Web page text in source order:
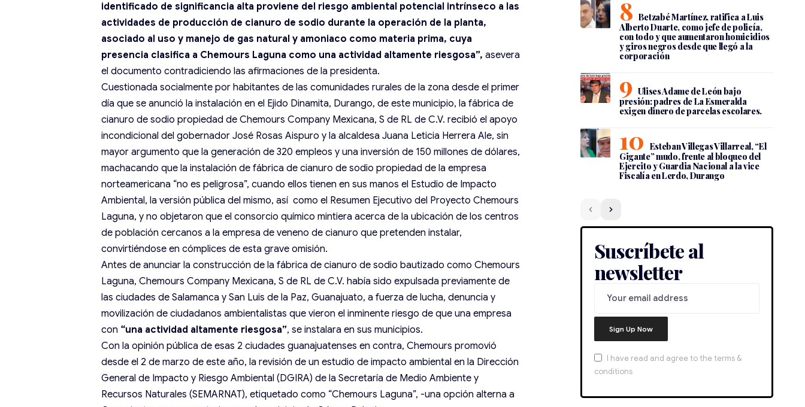
identificado de significancia alta proviene del riesgo ambiental potencial intrínseco a las
actividades de producción de cianuro de sodio durante la operación de la planta,
asociado al uso y manejo de gas natural y amoniaco como materia prima, cuya
presencia clasifica a Chemours Laguna como una actividad altamente riesgosa”, asevera
el documento contradiciendo las afirmaciones de la presidenta.
Cuestionada socialmente por habitantes de las comunidades rurales de la zona desde el primer
día que se anunció la instalación en el Ejido Dinamita, Durango, de este municipio, la fábrica de
cianuro de sodio propiedad de Chemours Company Mexicana, S de RL de C.V. recibió el apoyo
incondicional del gobernador José Rosas Aispuro y la alcaldesa Juana Leticia Herrera Ale, sin
mayor argumento que la generación de 320 empleos y una inversión de 150 millones de dólares,
machacando que la instalación de fábrica de cianuro de sodio propiedad de la empresa
norteamericana “no es peligrosa”, cuando ellos tienen en sus manos el Estudio de Impacto
Ambiental, la versión pública del mismo, así como el Resumen Ejecutivo del Proyecto Chemours
Laguna, y no objetaron que el consorcio químico mintiera acerca de la ubicación de los centros
de población cercanos a la empresa de veneno de cianuro que pretenden instalar,
convirtiéndose en cómplices de esta grave omisión.
Antes de anunciar la construcción de la fábrica de cianuro de sodio bautizado como Chemours
Laguna, Chemours Company Mexicana, S de RL de C.V. había sido expulsada previamente de
las ciudades de Salamanca y San Luis de la Paz, Guanajuato, a fuerza de lucha, denuncia y
movilización de ciudadanos ambientalistas que vieron el inminente riesgo de que una empresa
con “una actividad altamente riesgosa”, se instalara en sus municipios.
Con la opinión pública de esas 2 ciudades guanajuatenses en contra, Chemours promovió
desde el 2 de marzo de este año, la revisión de un estudio de impacto ambiental en la Dirección
General de Impacto y Riesgo Ambiental (DGIRA) de la Secretaría de Medio Ambiente y
Recursos Naturales (SEMARNAT), etiquetado como “Chemours Laguna”, -una opción alterna a
Betzabé Martínez, ratifica a Luis
Alberto Duarte, como jefe de policía,
con todo y que aumentaron homicidios
y giros negros desde que llegó a la
corporación
Ulises Adame de León bajo
presión: padres de La Esmeralda
exigen dinero de parcelas escolares.
Esteban Villegas Villarreal, “El
Gigante” mudo, frente al bloqueo del
Ejercito y Guardia Nacional a la vice
Fiscalía en Lerdo, Durango
Suscríbete al
newsletter
I have read and agree to the terms &
conditions